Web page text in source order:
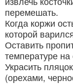
перемешать.
Когда коржи
которой
Оставить
температуре на
Украсить
(орехами,